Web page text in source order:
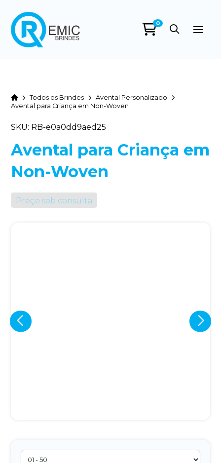
0
HomeTodos os Brindes
Avental Personalizado
Avental para Criança em Non-Woven
SKU: RB-e0a0dd9aed25
Avental para Criança em
Non-Woven
Preço sob consulta